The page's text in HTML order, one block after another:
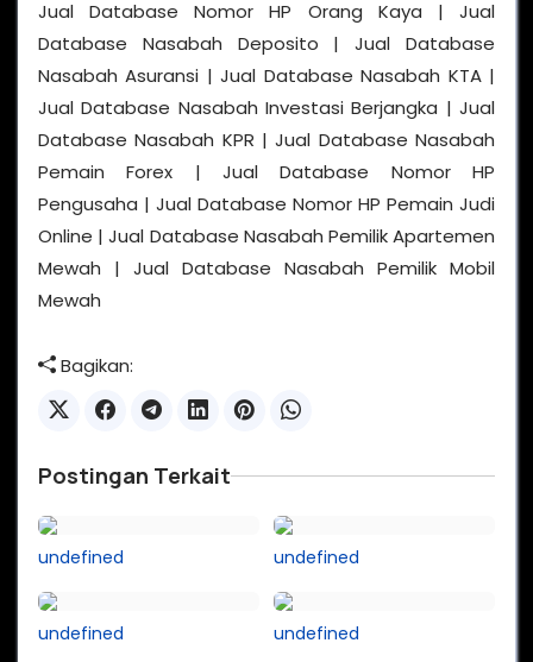
Jual Database Nomor HP Orang Kaya | Jual
Database Nasabah Deposito | Jual Database
Nasabah Asuransi | Jual Database Nasabah KTA |
Jual Database Nasabah Investasi Berjangka | Jual
Database Nasabah KPR | Jual Database Nasabah
Pemain Forex | Jual Database Nomor HP
Pengusaha | Jual Database Nomor HP Pemain Judi
Online | Jual Database Nasabah Pemilik Apartemen
Mewah | Jual Database Nasabah Pemilik Mobil
Mewah
Bagikan:
Postingan Terkait
undefined undefined
undefined undefined